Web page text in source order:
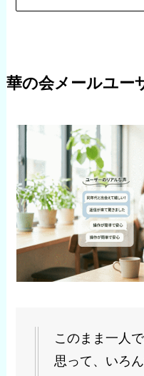
華の会メールユー
このまま一人
思って、いろ